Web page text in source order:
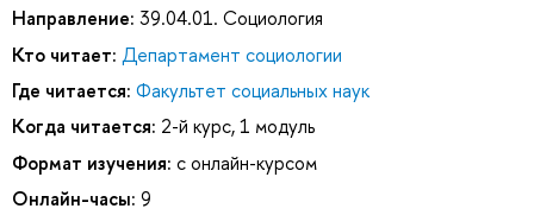
Направление: 39.04.01. Социология
Кто читает: Департамент социологии
Где читается: Факультет социальных наук
Когда читается: 2-й курс, 1 модуль
Формат изучения: с онлайн-курсом
Онлайн-часы: 9